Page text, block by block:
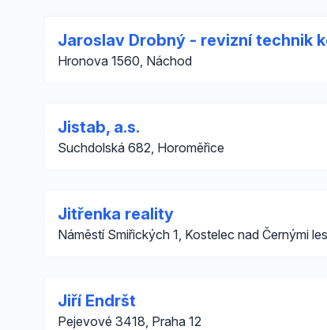
Jaroslav Drobný - revizní technik
Hronova 1560, Náchod
Jistab, a.s.
Suchdolská 682, Horoměřice
Jitřenka reality
Náměstí Smiřických 1, Kostelec nad Černými
Jiří Endršt
Pejevové 3418, Praha 12